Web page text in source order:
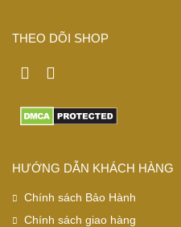
THEO DÕI SHOP
HƯỚNG DẪN KHÁCH HÀNG
Chính sách Bảo Hành
Chính sách giao hàng